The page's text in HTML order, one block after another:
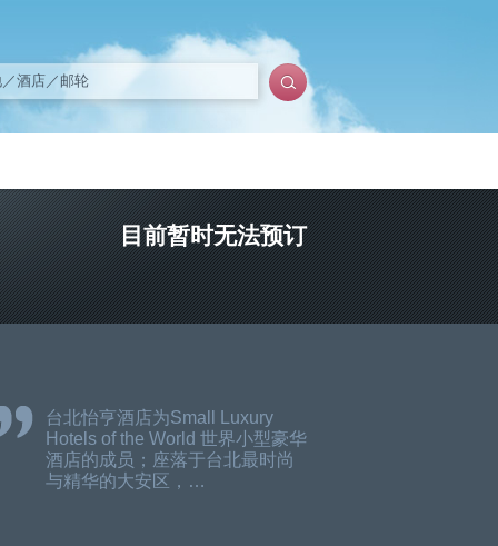
目前暂时无法预订
台北怡亨酒店为Small Luxury
Hotels of the World 世界小型豪华
酒店的成员；座落于台北最时尚
与精华的大安区，…